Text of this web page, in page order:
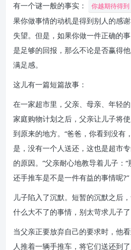
有一个谜一般的事实： 你越期待得
果你做事情的动机是得到别人的感
失望。但是，如果你做一件正确的
是足够的回报，那么不论是否赢得
满足感。
这儿有一篇短篇故事：
在一家超市里，父亲、母亲、年轻
家庭购物计划之后，父亲让儿子将
到原来的地方。“爸爸，你看到没有
是，没有一个人送还，这也是超市
的原因。”父亲耐心地教导着儿子：
还手推车是不是一件有益的事情呢?”
儿子陷入了沉默。短暂的沉默之后
什么大不了的事情，别太苛求儿子
当父亲正要放弃自己的要求时，他
人推着一辆手推车，将它们送还到